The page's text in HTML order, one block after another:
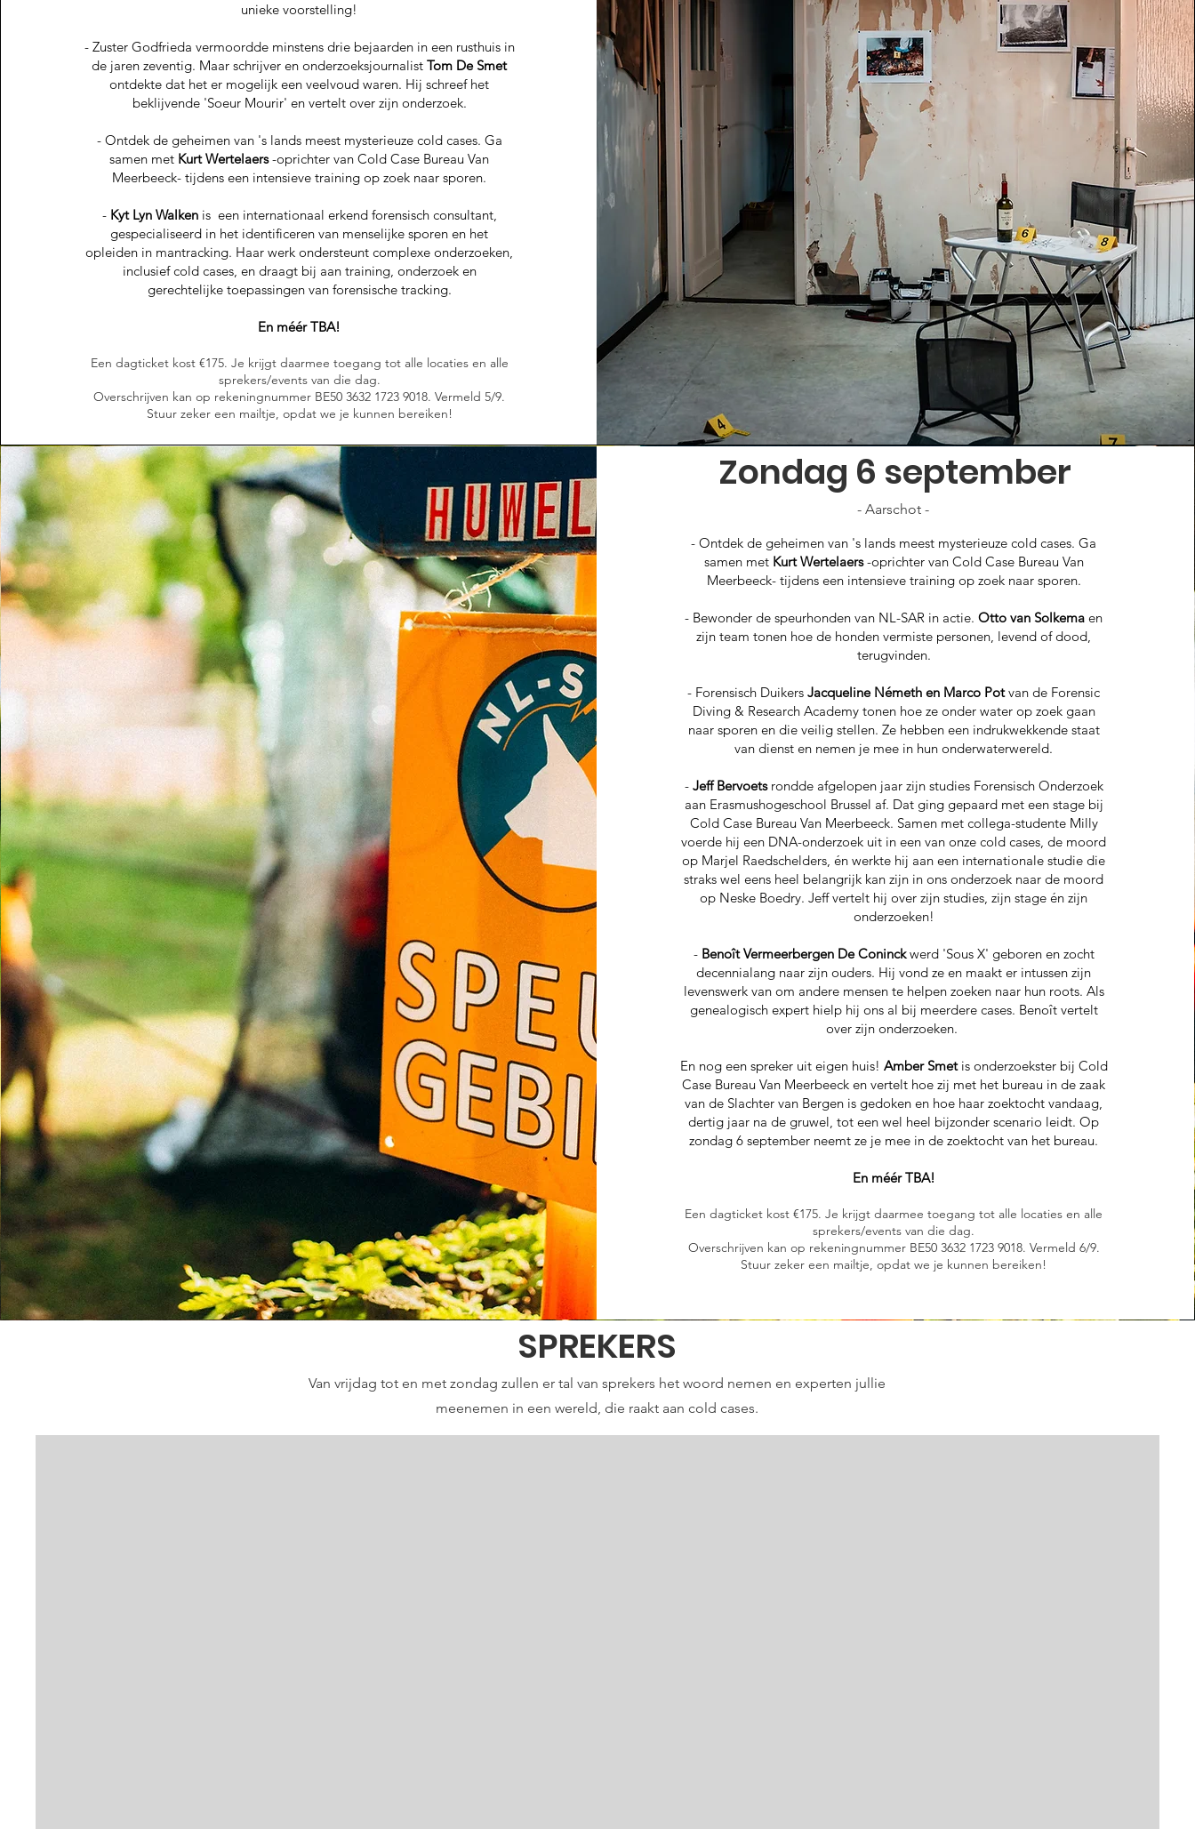
unieke voorstelling!
- Zuster Godfrieda vermoordde minstens drie bejaarden in een rusthuis in
de jaren zeventig. Maar schrijver en onderzoeksjournalistTom De Smet
ontdekte dat het er mogelijk een veelvoud waren. Hij schreef het
beklijvende 'Soeur Mourir' en vertelt over zijn onderzoek.
- Ontdek de geheimen van 's lands meest mysterieuze cold cases. Ga
samen met Kurt Wertelaers-oprichter van Cold Case Bureau Van
Meerbeeck- tijdens een intensieve training op zoek naar sporen.
- Kyt Lyn Walkenis een internationaal erkend forensisch consultant,
gespecialiseerd in het identificeren van menselijke sporen en het
opleiden in mantracking. Haar werk ondersteunt complexe onderzoeken,
inclusief cold cases, en draagt bij aan training, onderzoek en
gerechtelijke toepassingen van forensische tracking.
En méér TBA!
​​​​​Een dagticket kost €175. Je krijgt daarmee toegang tot alle locaties en alle
sprekers/events van die dag.
Overschrijven kan op rekeningnummer BE50 3632 1723 9018. Vermeld 5/9.
Stuur zeker een mailtje, opdat we je kunnen bereiken!
Zondag 6 september
- Aarschot -
- Ontdek de geheimen van 's lands meest mysterieuze cold cases. Ga
samen met Kurt Wertelaers-oprichter van Cold Case Bureau Van
Meerbeeck- tijdens een intensieve training op zoek naar sporen.
- Bewonder de speurhonden van NL-SAR in actie.Otto van Solkema en
zijn team tonen hoe de honden vermiste personen, levend of dood,
terugvinden.
- Forensisch DuikersJacqueline Németh en Marco Potvan de Forensic
Diving & Research Academy tonen hoe ze onder water op zoek gaan
naar sporen en die veilig stellen. Ze hebben een indrukwekkende staat
van dienst en nemen je mee in hun onderwaterwereld.
- Jeff Bervoetsrondde afgelopen jaar zijn studies Forensisch Onderzoek
aan Erasmushogeschool Brussel af. Dat ging gepaard met een stage bij
Cold Case Bureau Van Meerbeeck. Samen met collega-studente Milly
voerde hij een DNA-onderzoek uit in een van onze cold cases, de moord
op Marjel Raedschelders, én werkte hij aan een internationale studie die
straks wel eens heel belangrijk kan zijn in ons onderzoek naar de moord
op Neske Boedry. Jeff vertelt hij over zijn studies, zijn stage én zijn
onderzoeken!
- Benoît Vermeerbergen De Coninckwerd 'Sous X' geboren en zocht
decennialang naar zijn ouders. Hij vond ze en maakt er intussen zijn
levenswerk van om andere mensen te helpen zoeken naar hun roots. Als
genealogisch expert hielp hij ons al bij meerdere cases. Benoît vertelt
over zijn onderzoeken. ​
En nog een spreker uit eigen huis! Amber Smet is onderzoekster bij Cold
Case Bureau Van Meerbeeck en vertelt hoe zij met het bureau in de zaak
van de Slachter van Bergen is gedoken en hoe haar zoektocht vandaag,
dertig jaar na de gruwel, tot een wel heel bijzonder scenario leidt. Op
zondag 6 september neemt ze je mee in de zoektocht van het bureau.​​
En méér TBA!
​​​​​Een dagticket kost €175. Je krijgt daarmee toegang tot alle locaties en alle
sprekers/events van die dag.
Overschrijven kan op rekeningnummer BE50 3632 1723 9018. Vermeld 6/9.
Stuur zeker een mailtje, opdat we je kunnen bereiken!
SPREKERS
Van vrijdag tot en met zondag zullen er tal van sprekers het woord nemen en experten jullie
meenemen in een wereld, die raakt aan cold cases.